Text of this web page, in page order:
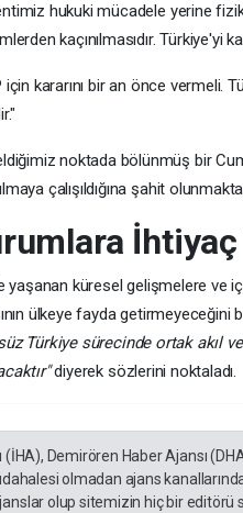
hukuki mücadele yerine
kaçınılmasıdır. Türkiye'yi
için kararını bir an önce vermeli.
noktada bölünmüş bir
çalışıldığına şahit
İhtiyaç
yaşanan küresel gelişmelere ve
ülkeye fayda getirmeyeceğini
Türkiye sürecinde ortak akıl
diyerek sözlerini noktaladı.
Demirören Haber Ajansı
olmadan ajans
olup sitemizin hiç bir editörü